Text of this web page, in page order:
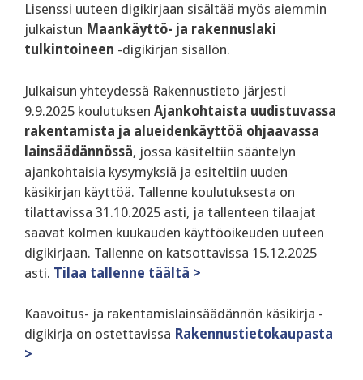
Lisenssi uuteen digikirjaan sisältää myös aiemmin
julkaistun Maankäyttö- ja rakennuslaki
tulkintoineen -digikirjan sisällön.
Julkaisun yhteydessä Rakennustieto järjesti
9.9.2025 koulutuksen Ajankohtaista uudistuvassa
rakentamista ja alueidenkäyttöä ohjaavassa
lainsäädännössä, jossa käsiteltiin sääntelyn
ajankohtaisia kysymyksiä ja esiteltiin uuden
käsikirjan käyttöä. Tallenne koulutuksesta on
tilattavissa 31.10.2025 asti, ja tallenteen tilaajat
saavat kolmen kuukauden käyttöoikeuden uuteen
digikirjaan. Tallenne on katsottavissa 15.12.2025
asti. Tilaa tallenne täältä >
Kaavoitus- ja rakentamislainsäädännön käsikirja -
digikirja on ostettavissa Rakennustietokaupasta
>